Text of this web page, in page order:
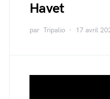
Havet
par Tripalio 17 avril